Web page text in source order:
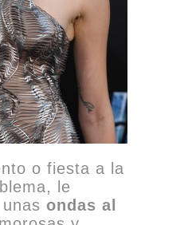
o fiesta a la
le
ondas al